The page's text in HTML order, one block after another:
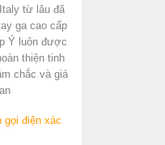
từ lâu đã
ga cao cấp
Ý luôn được
thiện tinh
chắc và giá
gọi điện xác